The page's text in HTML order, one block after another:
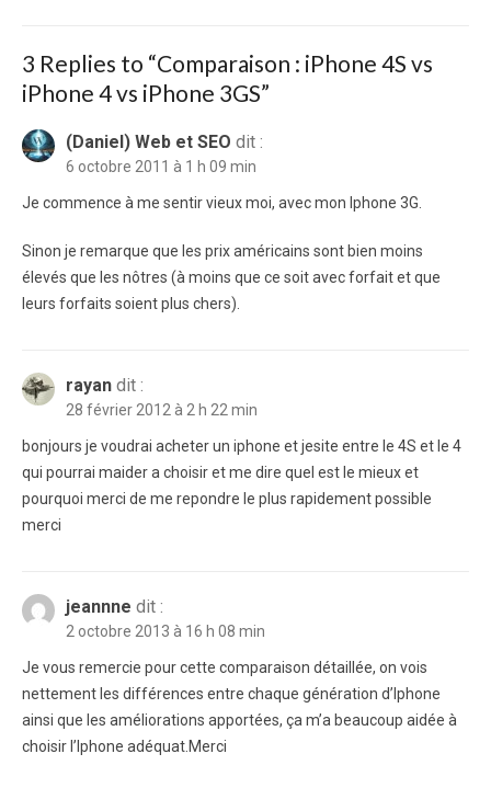
3 Replies to “Comparaison : iPhone 4S vs
iPhone 4 vs iPhone 3GS”
(Daniel) Web et SEO dit :
6 octobre 2011 à 1 h 09 min
Je commence à me sentir vieux moi, avec mon Iphone 3G.
Sinon je remarque que les prix américains sont bien moins
élevés que les nôtres (à moins que ce soit avec forfait et que
leurs forfaits soient plus chers).
rayan dit :
28 février 2012 à 2 h 22 min
bonjours je voudrai acheter un iphone et jesite entre le 4S et le 4
qui pourrai maider a choisir et me dire quel est le mieux et
pourquoi merci de me repondre le plus rapidement possible
merci
jeannne dit :
2 octobre 2013 à 16 h 08 min
Je vous remercie pour cette comparaison détaillée, on vois
nettement les différences entre chaque génération d’Iphone
ainsi que les améliorations apportées, ça m’a beaucoup aidée à
choisir l’Iphone adéquat.Merci